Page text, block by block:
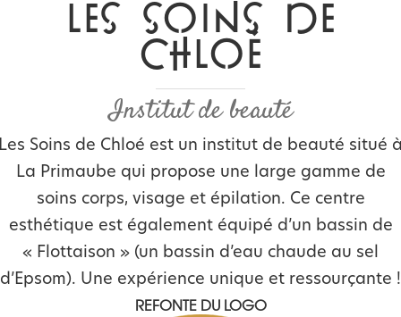
LES SOINS DE
CHLOÉ
Institut de beauté
Soins de Chloé est un institut de beauté situé
La Primaube qui propose une large gamme de
soins corps, visage et épilation. Ce centre
esthétique est également équipé d’un bassin de
« Flottaison » (un bassin d’eau chaude au sel
d’Epsom). Une expérience unique et ressourçante !
REFONTE DU LOGO